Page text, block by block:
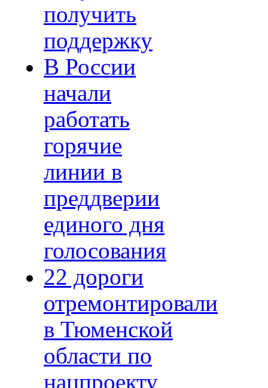
получить
поддержку
В России
начали
работать
горячие
линии в
преддверии
единого дня
голосования
22 дороги
отремонтировали
в Тюменской
области по
нацпроекту